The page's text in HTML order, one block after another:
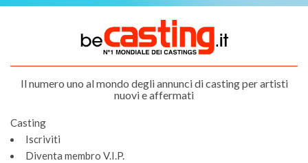
Il numero uno al mondo degli annunci di casting per artisti
nuovi e affermati
Casting
Iscriviti
Diventa membro V.I.P.